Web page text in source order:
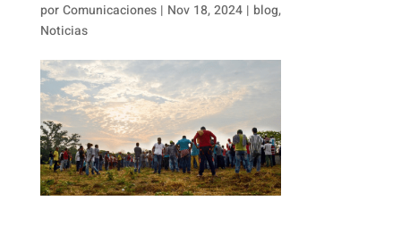
porComunicaciones | Nov 18, 2024 | blog,
Noticias